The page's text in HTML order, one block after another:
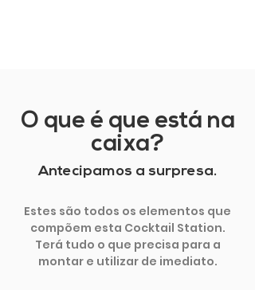
O que é que está na
caixa?
Antecipamos a surpresa.
Estes são todos os elementos que
compõem esta Cocktail Station.
Terá tudo o que precisa para a
montar e utilizar de imediato.